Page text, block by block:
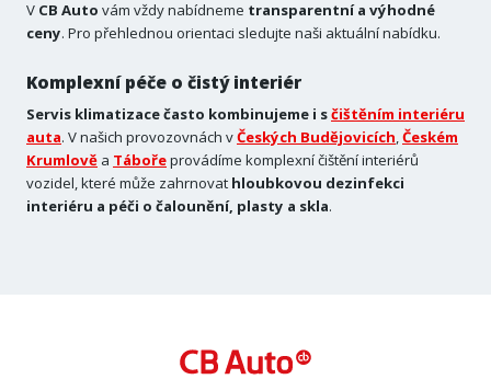
V CB Auto vám vždy nabídneme transparentní a výhodné
ceny. Pro přehlednou orientaci sledujte naši aktuální nabídku.
Komplexní péče o čistý interiér
Servis klimatizace často kombinujeme i sčištěním interiéru
auta. V našich provozovnách vČeských Budějovicích Českém
Krumlově a Tábořeprovádíme komplexní čištění interiérů
vozidel, které může zahrnovat hloubkovou dezinfekci
interiéru a péči o čalounění, plasty a skla.